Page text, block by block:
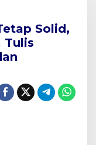
Solid,
Tulis